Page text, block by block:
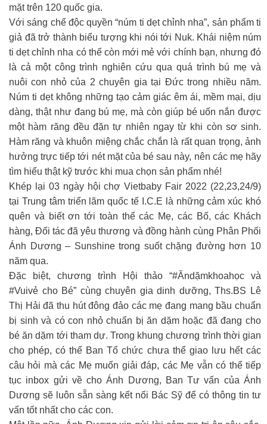
mặt trên 120 quốc gia.
Với sáng chế độc quyền “núm ti dẹt chỉnh nha”, sản phẩm ti
giả đã trở thành biểu tượng khi nói tới Nuk. Khái niệm núm
ti dẹt chỉnh nha có thể còn mới mẻ với chính bạn, nhưng đó
là cả một công trình nghiên cứu qua quá trình bú mẹ và
nuôi con nhỏ của 2 chuyên gia tại Đức trong nhiều năm.
Núm ti dẹt không những tạo cảm giác êm ái, mềm mại, dịu
dàng, thật như đang bú mẹ, mà còn giúp bé uốn nắn được
một hàm răng đều đặn tự nhiên ngay từ khi còn sơ sinh.
Hàm răng và khuôn miệng chắc chắn là rất quan trọng, ảnh
hưởng trực tiếp tới nét mặt của bé sau này, nên các mẹ hãy
tìm hiểu thật kỹ trước khi mua chọn sản phẩm nhé!
Khép lại 03 ngày hội chợ Vietbaby Fair 2022 (22,23,24/9)
tại Trung tâm triển lãm quốc tế I.C.E là những cảm xúc khó
quên và biết ơn tới toàn thể các Mẹ, các Bố, các Khách
hàng, Đối tác đã yêu thương và đồng hành cùng Phân Phối
Ánh Dương – Sunshine trong suốt chặng đường hơn 10
năm qua. ️
Đặc biệt, chương trình Hội thảo “#Ăndặmkhoahọc và
#Vuivẻ cho Bé” cùng chuyên gia dinh dưỡng, Ths.BS Lê
Thị Hải đã thu hút đông đảo các mẹ đang mang bầu chuẩn
bị sinh và có con nhỏ chuẩn bị ăn dặm hoặc đã đang cho
bé ăn dặm tới tham dự. Trong khung chương trình thời gian
cho phép, có thể Ban Tổ chức chưa thể giao lưu hết các
câu hỏi mà các Mẹ muốn giải đáp, các Mẹ vẫn có thể tiếp
tục inbox gửi về cho Ánh Dương, Ban Tư vấn của Ánh
Dương sẽ luôn sẵn sàng kết nối Bác Sỹ để có thông tin tư
vấn tốt nhất cho các con.